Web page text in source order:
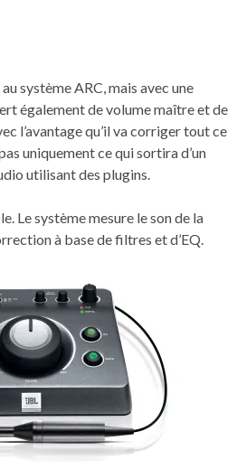
système ARC, mais avec une
également de volume maître et de
l’avantage qu’il va corriger tout ce
uniquement ce qui sortira d’un
utilisant des plugins.
Le système mesure le son de la
à base de filtres et d’EQ.